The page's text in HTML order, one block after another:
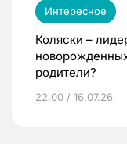
Интересное
Коляски –
родители?
22:00 / 16.07.26